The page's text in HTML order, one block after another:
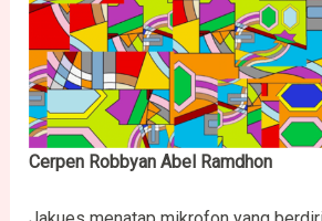
Cerpen Robbyan Abel Ramdhon